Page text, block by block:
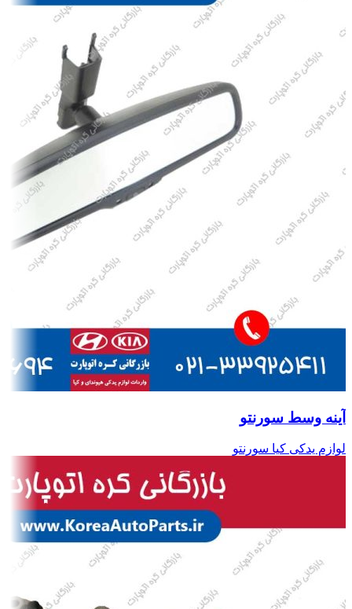
آینه وسط سورنتو
لوازم یدکی کیا سورنتو